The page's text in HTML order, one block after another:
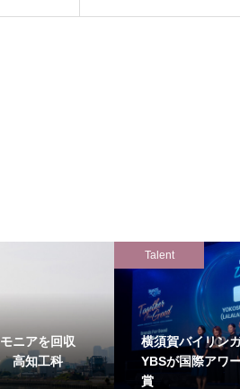
ニアを回収
高知工科
Talent
横須賀バイリン
YBSが国際アワ
賞